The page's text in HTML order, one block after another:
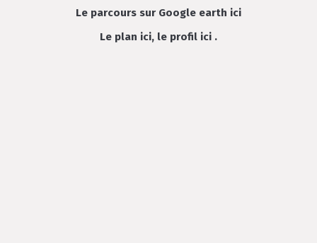
Le parcours sur Google earth ici
Le plan ici, le profil ici .